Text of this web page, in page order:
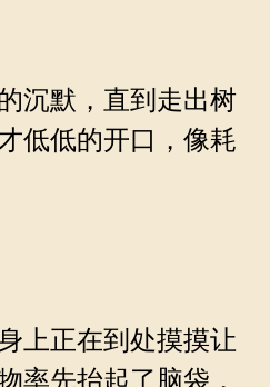
沉默，直到走出树
低低的开口，像耗
上正在到处摸摸让
率先抬起了脑袋，